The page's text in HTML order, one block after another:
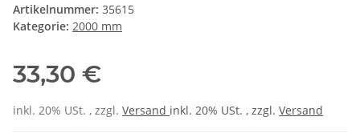
Artikelnummer: 35615
Kategorie: 2000 mm
33,30 €
inkl. 20% USt. , zzgl. Versand inkl. 20% USt. , zzgl. Versand